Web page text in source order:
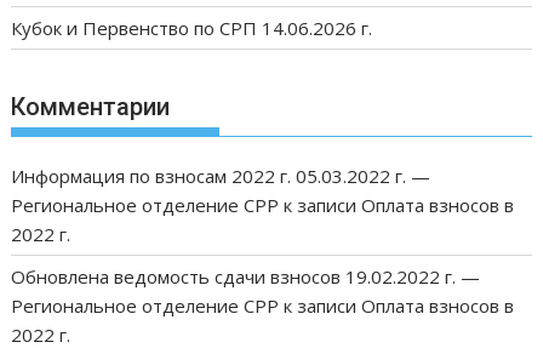
Кубок и Первенство по СРП 14.06.2026 г.
Комментарии
Информация по взносам 2022 г. 05.03.2022 г. —
Региональное отделение СРР к записиОплата взносов в
2022 г.
Обновлена ведомость сдачи взносов 19.02.2022 г. —
Региональное отделение СРР к записиОплата взносов в
2022 г.